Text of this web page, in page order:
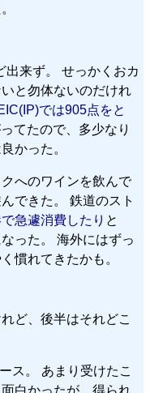
出来ず。 せっかくおカ
と勿体ないのだけれ
では905点をと
てたので、多少なり
かった。
へのワインを飲んで
できた。 鉄道のスト
急遽消費したり と
った。 海外にはずっ
慣れてきたかも。
ど、後半はそれどこ
ス。 あまり受けたこ
白かったが、得られ